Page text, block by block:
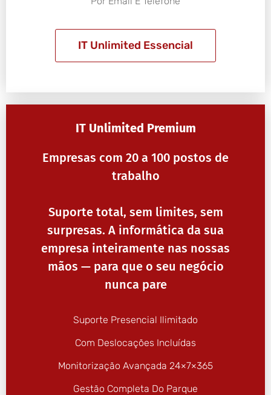
IT Unlimited Essencial
IT Unlimited Premium
Empresas com 20 a 100 postos de
trabalho
Suporte total, sem limites, sem
surpresas. A informática da sua
empresa inteiramente nas nossas
mãos — para que o seu negócio
nunca pare
Suporte Presencial Ilimitado
Com Deslocações Incluídas
Monitorização Avançada 24×7×365
Gestão Completa Do Parque